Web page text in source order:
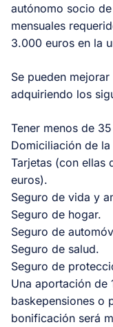
autónomo socio
mensuales
3.000 euros en la
Se pueden mejorar
adquiriendo los
Tener menos de
Domiciliación de la
Tarjetas (con ellas
euros).
Seguro de vida y
Seguro de hogar.
Seguro de
Seguro de salud.
Seguro de
Una aportación de
baskepensiones o
bonificación será